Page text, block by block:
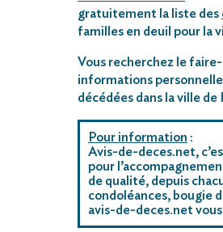
gratuitement la liste des
familles en deuil pour la
Vous recherchez le faire-
informations
décédées dans la ville de
Pour information :
Avis-de-deces.net,
pour
de qualité, depuis
condoléances, bougie
avis-de-deces.net